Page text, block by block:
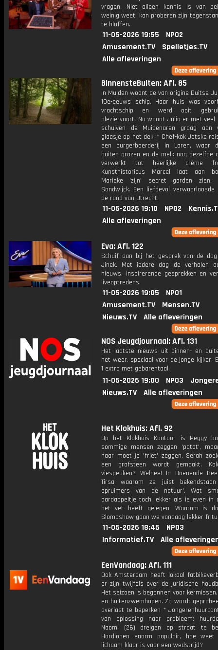
vragen. Niet alleen kennis is van
weinig weet, kan proberen zijn
te bluffen.
11-05-2026 19:55
NPO2
Amusement.TV
Spelletjes.TV
Alle afleveringen
BinnensteBuiten: Afl. 85
In Muiden woont de van origine Duitse
19e-eeuws schip. Haar huis was
vrachtschip en werd ooit
pleziervaart. Nu woont Julia er met veel
schuiven de Muidenaren graag aan
glaasje op het dek. * Chef-kok Jetske
een burgerboerderij in Laren, waar
buiten grazen en de melk nog dezelfde
verwerkt tot heerlijke crème
Kunsthistoricus Marcel laat aan
Marieke 'zijn' secret garden zien:
Sandwijck. Een liefdevol verwaarloosde
de rand van Utrecht.
11-05-2026 19:10 NPO2
Alle afleveringen
Eva: Afl. 122
Schuif aan bij het gesprek van de
Jinek. Met iedere dag de verhalen
nieuws, inspirerende gesprekken en
liveoptredens.
11-05-2026 19:05
NPO1
Amusement.TV
Mensen.TV
Nieuws.TV
Alle afleveringen
NOS Jeugdjournaal: Afl. 131
Het laatste nieuws uit binnen- en
het weer, speciaal voor de jonge kijker.
1 extra met gebarentaal.
11-05-2026 19:00 NPO3
Nieuws.TV
Alle afleveringen
Het Klokhuis: Afl. 92
Op het Klokhuis Kantoor is Peggy
sommige mensen zeggen 'patat',
haar moet je 'friet' zeggen. Serah
een grafsteen wordt gemaakt.
viespeuken? Welnee! In Boenende
Tirsa waarom ze juist
opruimers van de natuur'. Wat
aardappeltje toch lekker als ie even in
het vet heeft gelegen. Waarom is
Slomoshow gaan we vandaag lekker
11-05-2026 18:45
NPO3
Informatief.TV
Alle
EenVandaag: Afl. 111
Ook Amsterdam heeft lokaal
er zijn twijfels over de juridische
Het seizoen is begonnen voor
en buitenzwembaden. Zo wordt
overlast te beperken *
van oplossing naar probleem:
Naomi (26) dreigen op straat te
Hardlopen enorm populair, hoe
lichaam klaar is voor een wedstrijd?